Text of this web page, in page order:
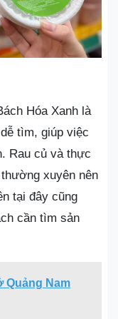
Hóa Xanh là
tìm, giúp việc
Rau củ và thực
xuyên nên
tại đây cũng
cần tìm sản
Quảng Nam